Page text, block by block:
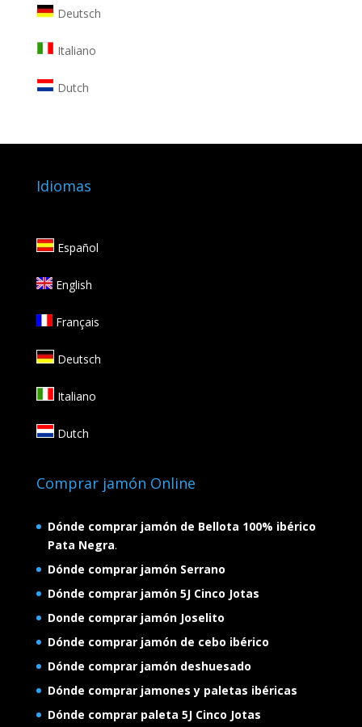
Deutsch
Italiano
Dutch
Idiomas
Español
English
Français
Deutsch
Italiano
Dutch
Comprar jamón Online
Dónde comprar jamón de Bellota 100% ibérico
Pata Negra.
Dónde comprar jamón Serrano
Dónde comprar jamón 5J Cinco Jotas
Donde comprar jamón Joselito
Dónde comprar jamón de cebo ibérico
Dónde comprar jamón deshuesado
Dónde comprar jamones y paletas ibéricas
Dónde comprar paleta 5J Cinco Jotas